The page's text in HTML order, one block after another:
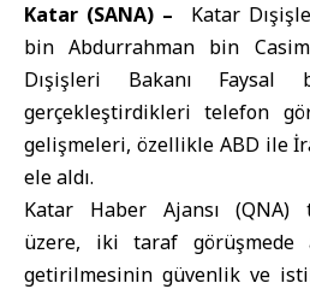
Katar (SANA) – Katar
bin Abdurrahman bin
Dışişleri Bakanı Faysal
gerçekleştirdikleri telefon
gelişmeleri, özellikle ABD ile
ele aldı.
Katar Haber Ajansı (QNA)
üzere, iki taraf görüşmede
getirilmesinin güvenlik ve